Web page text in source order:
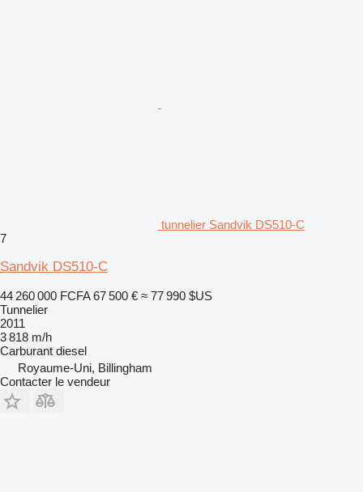
tunnelier Sandvik DS510-C
7
Sandvik DS510-C
44 260 000 FCFA 67 500 € ≈ 77 990 $US
Tunnelier
2011
3 818 m/h
Carburant diesel
Royaume-Uni, Billingham
Contacter le vendeur